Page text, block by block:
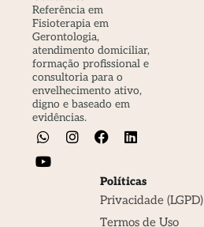
Referência em
Fisioterapia em
Gerontologia,
atendimento domiciliar,
formação profissional e
consultoria para o
envelhecimento ativo,
digno e baseado em
evidências.
Políticas
Privacidade (LGPD)
Termos de Uso